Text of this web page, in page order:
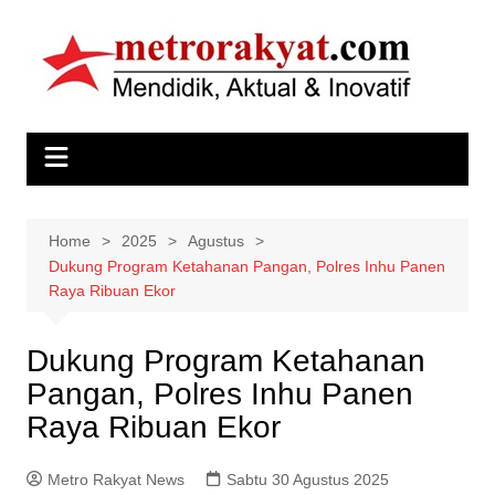
content
Home 2025
Agustus
Dukung Program Ketahanan Pangan, Polres Inhu Panen
Raya Ribuan Ekor
Dukung Program Ketahanan
Pangan, Polres Inhu Panen
Raya Ribuan Ekor
Metro Rakyat News
Sabtu 30 Agustus 2025